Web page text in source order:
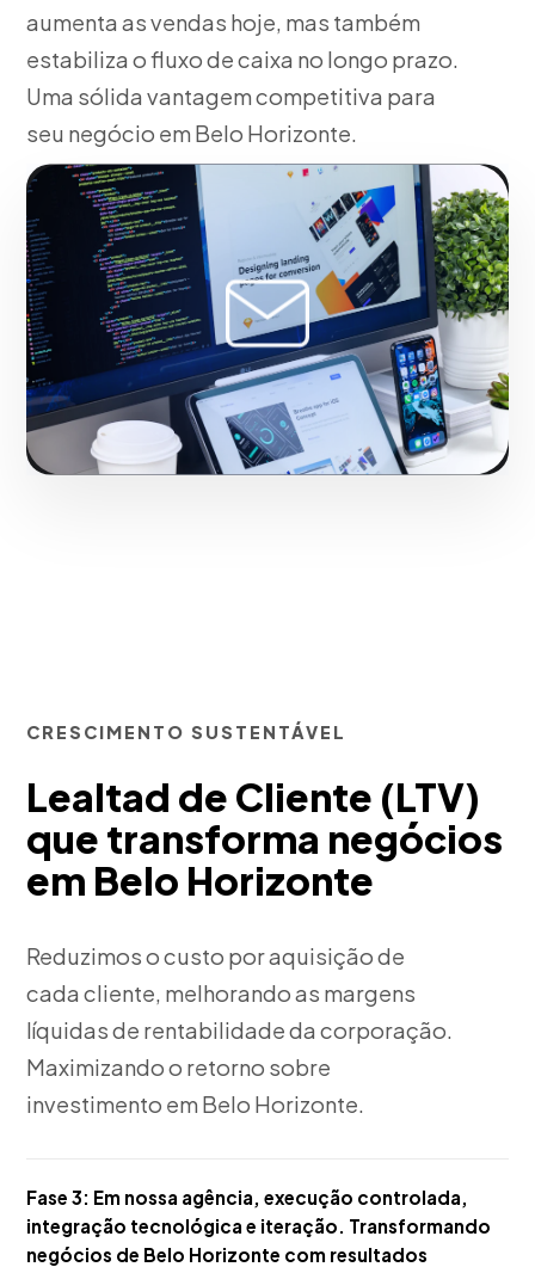
aumenta as vendas hoje, mas também
estabiliza o fluxo de caixa no longo prazo.
Uma sólida vantagem competitiva para
seu negócio em Belo Horizonte.
Fase 2:
Trabalhando junto com você, planteamiento
de tácticas Go-To-Market e proyecciones. Com
resultados reais para o mercado de Belo Horizonte.
Iniciar projeto
CRESCIMENTO SUSTENTÁVEL
Lealtad de Cliente (LTV)
que transforma negócios
em Belo Horizonte
Reduzimos o custo por aquisição de
cada cliente, melhorando as margens
líquidas de rentabilidade da corporação.
Maximizando o retorno sobre
investimento em Belo Horizonte.
Fase 3: Em nossa agência, execução controlada,
integração tecnológica e iteração. Transformando
negócios de Belo Horizonte com resultados